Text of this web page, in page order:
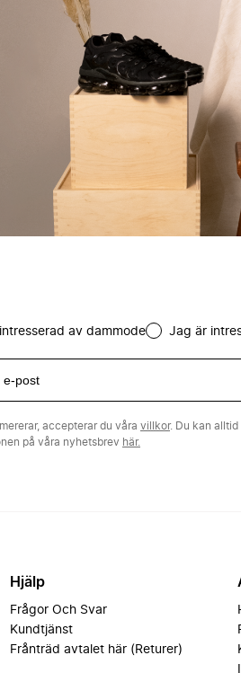
av dammode Jag är
accepterar du våra villkor. Du kan alltid
på våra nyhetsbrev här.
Hjälp
Frågor Och Svar
Kundtjänst
Frånträd avtalet här (Returer)